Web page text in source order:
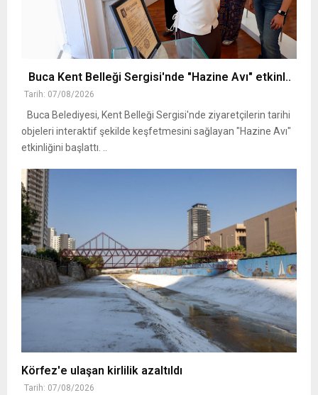
Buca Kent Belleği Sergisi'nde "Hazine Avı" etkinl..
Tarih: 07/08/2026
Buca Belediyesi, Kent Belleği Sergisi'nde ziyaretçilerin tarihi
objeleri interaktif şekilde keşfetmesini sağlayan "Hazine Avı"
etkinliğini başlattı. ..
Körfez'e ulaşan kirlilik azaltıldı
Tarih: 07/08/2026